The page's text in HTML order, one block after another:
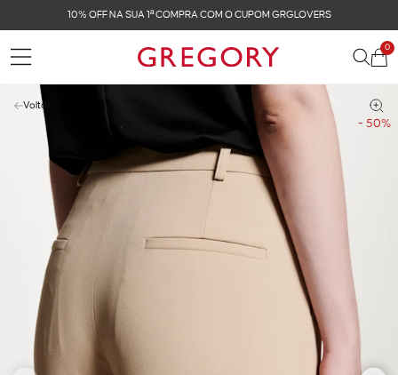
O CUPOM GRGLOVERS FRETE GRÁTIS NAS
0
- 50%
Voltar